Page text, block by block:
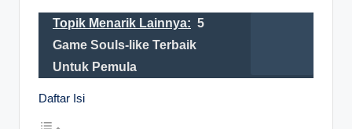
Topik Menarik Lainnya: 5
Game Souls-like Terbaik
Untuk Pemula
Daftar Isi